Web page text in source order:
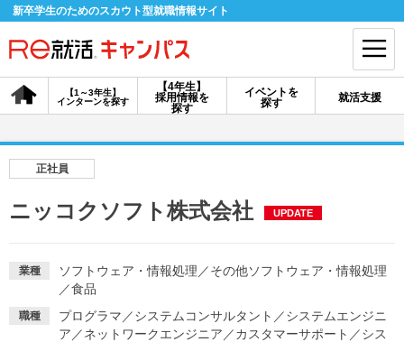
新卒学生のためのスカウト型就職情報サイト
【4年生】
採用情報を
探す
【1～3年生】
インターンを探す
イベントを
探す
就活支援
会員登録 ログイン
採用情報を探す
説明会を探す
インターンを探す
イベントを探す スカウト お知らせ
正社員
ニッコクソフト株式会社 UPDATE
業種 ソフトウェア・情報処理 ／その他ソフトウェア・情報処理
／食品
職種 プログラマ ／システムコンサルタント ／システムエンジニ
ア ／ネットワークエンジニア ／カスタマーサポート ／シス